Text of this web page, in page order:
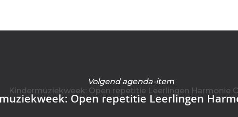
Volgend agenda-item
Open repetitie Leerlingen